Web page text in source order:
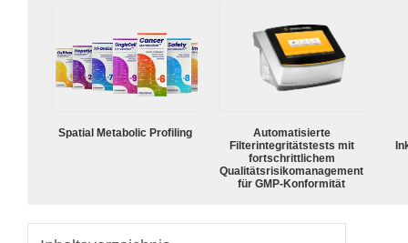
Spatial Metabolic Profiling
Automatisierte
Filterintegritätstests mit
fortschrittlichem
Qualitätsrisikomanagement
für GMP-Konformität